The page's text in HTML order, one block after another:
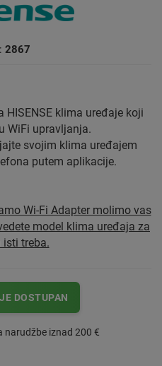
2867
klima uređaje koji
WiFi upravljanja.
svojim klima uređajem
putem aplikacije.
Wi-Fi Adapter molimo vas
model klima uređaja za
isti treba.
DOSTUPAN
narudžbe iznad 200 €